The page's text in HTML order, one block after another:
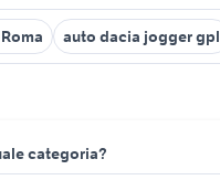
auto dacia jogger gpl
categoria?